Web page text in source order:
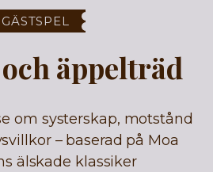
GÄSTSPEL
äppelträd
om systerskap, motstånd
– baserad på Moa
älskade klassiker